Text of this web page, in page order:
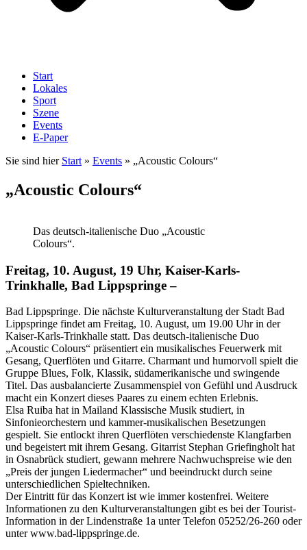
Start
Lokales
Sport
Szene
Events
E-Paper
Sie sind hier Start » Events » „Acoustic Colours“
„Acoustic Colours“
Das deutsch-italienische Duo „Acoustic
Colours“.
Freitag, 10. August, 19 Uhr, Kaiser-Karls-
Trinkhalle, Bad Lippspringe –
Bad Lippspringe. Die nächste Kulturveranstaltung der Stadt Bad
Lippspringe findet am Freitag, 10. August, um 19.00 Uhr in der
Kaiser-Karls-Trinkhalle statt. Das deutsch-italienische Duo
„Acoustic Colours“ präsentiert ein musikalisches Feuerwerk mit
Gesang, Querflöten und Gitarre. Charmant und humorvoll spielt die
Gruppe Blues, Folk, Klassik, südamerikanische und swingende
Titel. Das ausbalancierte Zusammenspiel von Gefühl und Ausdruck
macht ein Konzert dieses Paares zu einem echten Erlebnis.
Elsa Ruiba hat in Mailand Klassische Musik studiert, in
Sinfonieorchestern und kammer-musikalischen Besetzungen
gespielt. Sie entlockt ihren Querflöten verschiedenste Klangfarben
und begeistert mit ihrem Gesang. Gitarrist Stephan Griefingholt hat
in Osnabrück studiert, gewann mehrere Nachwuchspreise wie den
„Preis der jungen Liedermacher“ und beeindruckt durch seine
unterschiedlichen Spieltechniken.
Der Eintritt für das Konzert ist wie immer kostenfrei. Weitere
Informationen zu den Kulturveranstaltungen gibt es bei der Tourist-
Information in der Lindenstraße 1a unter Telefon 05252/26-260 oder
unter www.bad-lippspringe.de.